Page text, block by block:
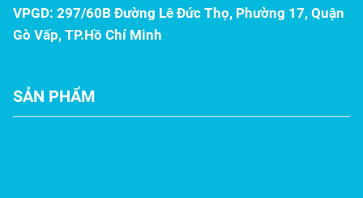
VPGD: 297/60B Đường Lê Đức Thọ, Phường 17, Quận
Gò Vấp, TP.Hồ Chí Minh
SẢN PHẨM